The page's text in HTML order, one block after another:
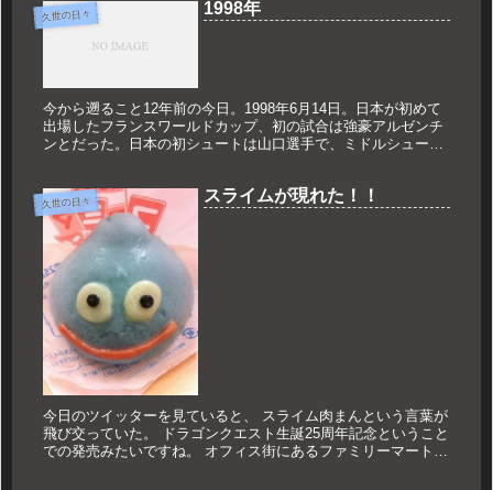
久世の日々 1998年
今から遡ること12年前の今日。1998年6月14日。日本が初めて
出場したフランスワールドカップ、初の試合は強豪アルゼンチ
ンとだった。日本の初シュートは山口選手で、ミドルシュート
久世の日々 スライムが現れた！！
今日のツイッターを見ていると、 スライム肉まんという言葉が
飛び交っていた。 ドラゴンクエスト生誕25周年記念ということ
での発売みたいですね。 オフィス街にあるファミリーマートに